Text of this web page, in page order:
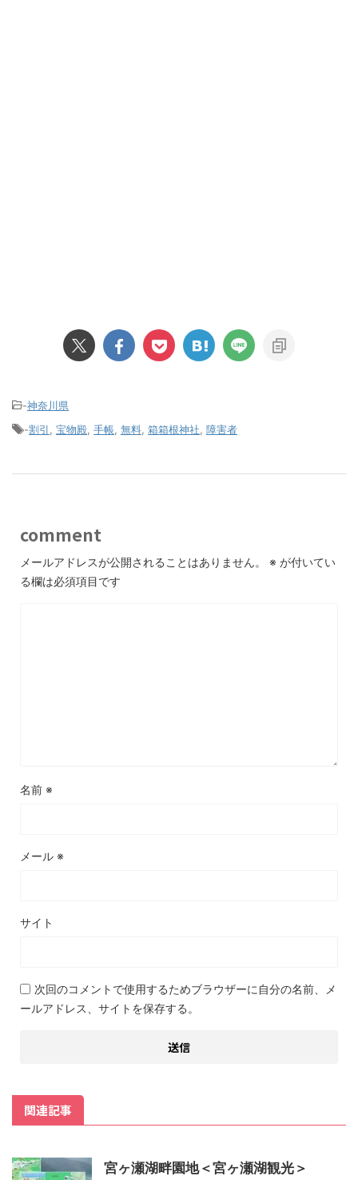
-神奈川県
-割引 宝物殿 手帳 無料 箱箱根神社 障害者
comment
メールアドレスが公開されることはありません。 ※ が付いてい
る欄は必須項目です
名前 ※
メール ※
サイト
次回のコメントで使用するためブラウザーに自分の名前、メ
ールアドレス、サイトを保存する。
関連記事
宮ヶ瀬湖畔園地＜宮ヶ瀬湖観光＞